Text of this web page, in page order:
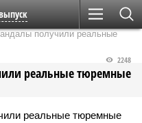
получили реальные
реальные тюремные
2248